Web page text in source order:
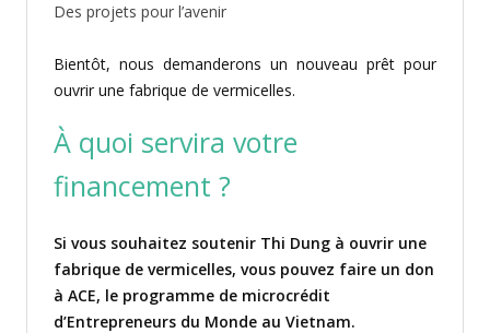
Des projets pour l’avenir
Bientôt, nous demanderons un nouveau prêt pour
ouvrir une fabrique de vermicelles.
À quoi servira votre
financement ?
Si vous souhaitez soutenir Thi Dung à ouvrir une
fabrique de vermicelles, vous pouvez faire un don
à ACE, le programme de microcrédit
d’Entrepreneurs du Monde au Vietnam.